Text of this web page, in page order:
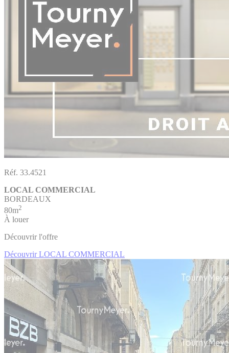
Réf. 33.4521
LOCAL COMMERCIAL
BORDEAUX
80m2
À louer
Découvrir l'offre
Découvrir LOCAL COMMERCIAL